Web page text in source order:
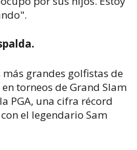
grandes golfistas de
torneos de Grand Slam
PGA, una cifra récord
el legendario Sam